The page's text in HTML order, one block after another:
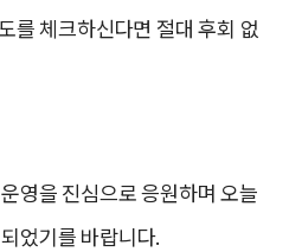
를 체크하신다면 절대 후회 없
영을 진심으로 응원하며 오늘
었기를 바랍니다.